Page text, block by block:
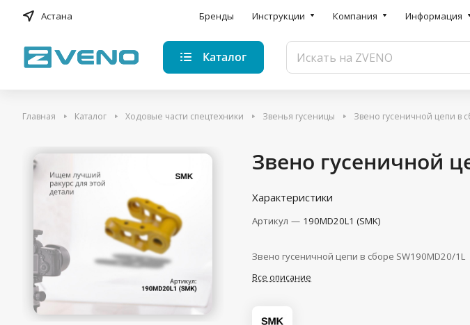
Астана Бренды Инструкции Компания Информация
Каталог
Главная Каталог Ходовые части спецтехники Звенья гусеницы Звено гусеничной цепи в
Звено гусеничной
Характеристики
Артикул — 190MD20L1 (SMK)
Звено гусеничной цепи в сборе SW190MD20/1L
Все описание